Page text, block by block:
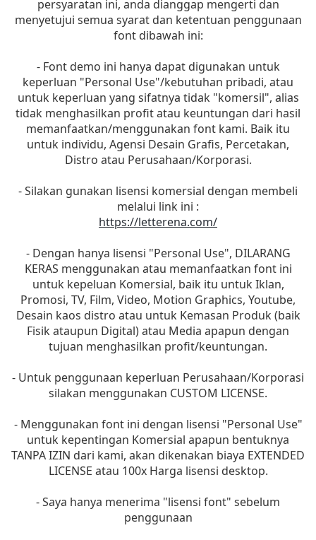
persyaratan ini, anda dianggap mengerti dan
menyetujui semua syarat dan ketentuan penggunaan
font dibawah ini:
- Font demo ini hanya dapat digunakan untuk
keperluan "Personal Use"/kebutuhan pribadi, atau
untuk keperluan yang sifatnya tidak "komersil", alias
tidak menghasilkan profit atau keuntungan dari hasil
memanfaatkan/menggunakan font kami. Baik itu
untuk individu, Agensi Desain Grafis, Percetakan,
Distro atau Perusahaan/Korporasi.
- Silakan gunakan lisensi komersial dengan membeli
melalui link ini :
https://letterena.com/
- Dengan hanya lisensi "Personal Use", DILARANG
KERAS menggunakan atau memanfaatkan font ini
untuk kepeluan Komersial, baik itu untuk Iklan,
Promosi, TV, Film, Video, Motion Graphics, Youtube,
Desain kaos distro atau untuk Kemasan Produk (baik
Fisik ataupun Digital) atau Media apapun dengan
tujuan menghasilkan profit/keuntungan.
- Untuk penggunaan keperluan Perusahaan/Korporasi
silakan menggunakan CUSTOM LICENSE.
- Menggunakan font ini dengan lisensi "Personal Use"
untuk kepentingan Komersial apapun bentuknya
TANPA IZIN dari kami, akan dikenakan biaya EXTENDED
LICENSE atau 100x Harga lisensi desktop.
- Saya hanya menerima "lisensi font" sebelum
penggunaan